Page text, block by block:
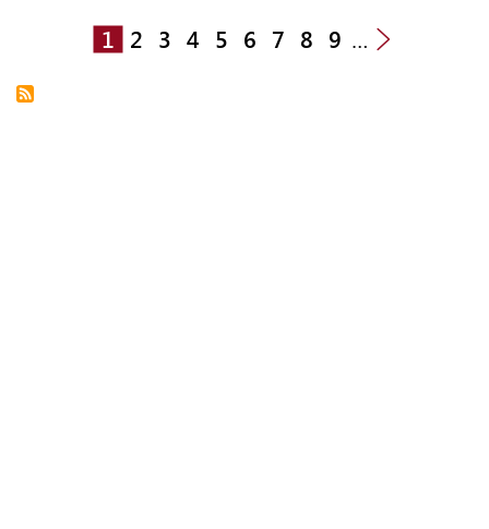
1 2 3 4 5 6 7 8 9 …